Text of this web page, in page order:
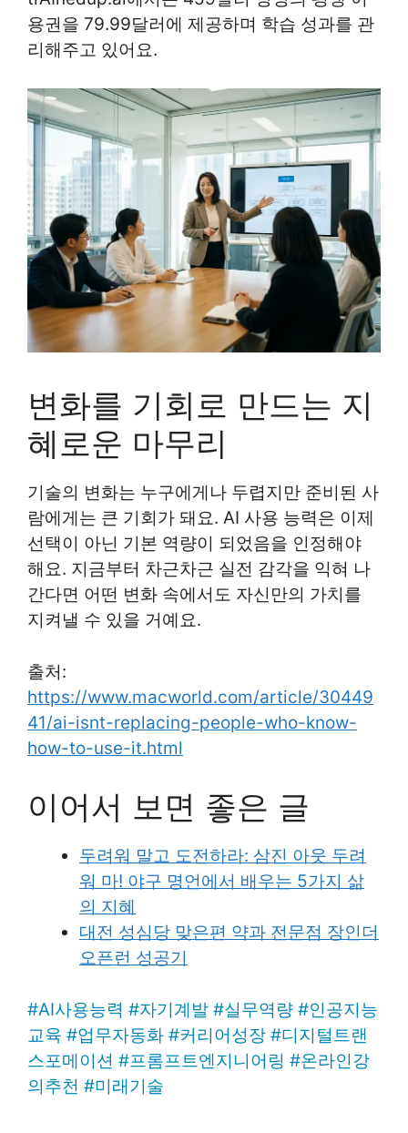
용권을 79.99달러에 제공하며 학습 성과를 관
리해주고 있어요.
변화를 기회로 만드는 지
혜로운 마무리
기술의 변화는 누구에게나 두렵지만 준비된 사
람에게는 큰 기회가 돼요. AI 사용 능력은 이제
선택이 아닌 기본 역량이 되었음을 인정해야
해요. 지금부터 차근차근 실전 감각을 익혀 나
간다면 어떤 변화 속에서도 자신만의 가치를
지켜낼 수 있을 거예요.
출처:
https://www.macworld.com/article/30449
41/ai-isnt-replacing-people-who-know-
how-to-use-it.html
이어서 보면 좋은 글
두려워 말고 도전하라: 삼진 아웃 두려
워 마! 야구 명언에서 배우는 5가지 삶
의 지혜
대전 성심당 맞은편 약과 전문점 장인더
오픈런 성공기
#AI사용능력 #자기계발 #실무역량 #인공지능
교육 #업무자동화 #커리어성장 #디지털트랜
스포메이션 #프롬프트엔지니어링 #온라인강
의추천 #미래기술